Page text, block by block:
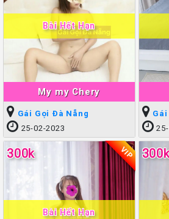
My my Chery
Bài Hết Hạn
Gái Gọi Đà Nẵng
25-02-2023
300k VIP
Bài Hết Hạn